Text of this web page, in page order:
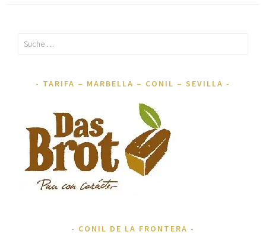
Suche
TARIFA – MARBELLA – CONIL – SEVILLA
CONIL DE LA FRONTERA